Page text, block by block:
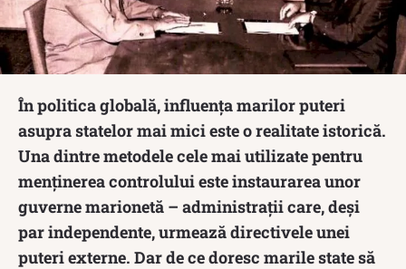
În politica globală, influența marilor puteri
asupra statelor mai mici este o realitate istorică.
Una dintre metodele cele mai utilizate pentru
menținerea controlului este instaurarea unor
guverne marionetă – administrații care, deși
par independente, urmează directivele unei
puteri externe. Dar de ce doresc marile state să